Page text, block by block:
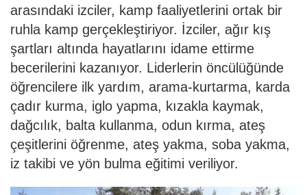
arasındaki izciler, kamp faaliyetlerini ortak bir
ruhla kamp gerçekleştiriyor. İzciler, ağır kış
şartları altında hayatlarını idame ettirme
becerilerini kazanıyor. Liderlerin öncülüğünde
öğrencilere ilk yardım, arama-kurtarma, karda
çadır kurma, iglo yapma, kızakla kaymak,
dağcılık, balta kullanma, odun kırma, ateş
çeşitlerini öğrenme, ateş yakma, soba yakma,
iz takibi ve yön bulma eğitimi veriliyor.